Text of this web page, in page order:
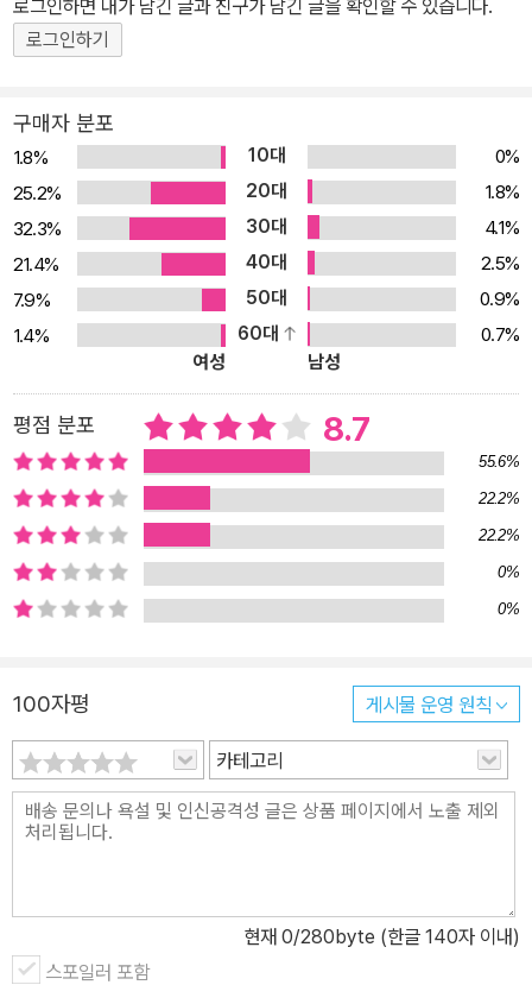
200%, 나를 위한 맞춤 옷장 만드는 과정을 ‘해야 할 일 33개’로 명쾌
하게 정리했습니다. 옷장 정리를 하고 나면, ‘오늘은 또 뭘 입지?’ 옷
옷이 한눈에 보이는 옷장을 갖게 될 거예요. 어떤 걸 꺼내 입어도 잘
어울려서 어딜 가든, 누굴 만나든 자신감 넘치는 하루를 보낼 수 있어
요. 복잡했던 삶이 심플해져요 허둥대던 아침은 여유롭게, 유행에 휩
쓸리지 않고 나만의 스타일로 멋지게. 홀가분하고 스타일리시한 삶이
시작됩니다.
로그인하면 내가 남긴 글과 친구가 남긴 글을 확인할 수 있습니다.
로그인하기
구매자 분포
1.8% 10대
0%
25.2%
20대
1.8%
32.3%
30대
4.1%
21.4%
40대
2.5%
7.9%
50대
0.9%
1.4%
60대
0.7%
여성
남성
평점 분포 8.7
55.6%
22.2%
22.2%
0%
0%
100자평 게시물 운영 원칙
카테고리
현재 0/280byte (한글 140자 이내)
스포일러 포함